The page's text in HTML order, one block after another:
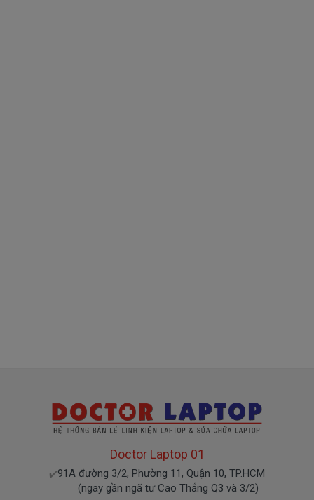
E5430
Chế độ bảo hành cho Pin Dell
* 1 đổi 1 trong thời gian bảo hành với những
điều kiện như sau:
Doctor Laptop 01
✔️91A đường 3/2, Phường 11, Quận 10, TP.HCM
(ngay gần ngã tư Cao Thắng Q3 và 3/2)